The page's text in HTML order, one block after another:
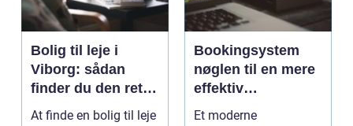
Bolig til leje i
Viborg: sådan
finder du den rette
lejlighed
At finde en bolig til leje
Bookingsystem
nøglen til en mere
effektiv
klinikhverdag
Et moderne